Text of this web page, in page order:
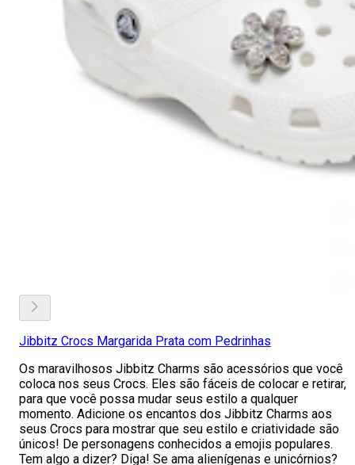
Jibbitz Crocs Margarida Prata com Pedrinhas
Os maravilhosos Jibbitz Charms são acessórios que você
coloca nos seus Crocs. Eles são fáceis de colocar e retirar,
para que você possa mudar seus estilo a qualquer
momento. Adicione os encantos dos Jibbitz Charms aos
seus Crocs para mostrar que seu estilo e criatividade são
únicos! De personagens conhecidos a emojis populares.
Tem algo a dizer? Diga! Se ama alienígenas e unicórnios?